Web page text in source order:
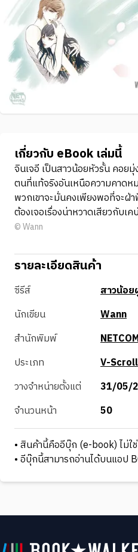
เกี่ยวกับ eBook เล่มนี้
จินเจอี เป็นสาวน้อยหัวรั้น คอย
ตนที่แท้จริงอันเหนือความคาดห
พวกเขาจะมั่นคงเพียงพอที่จะฝ่
ต้องเจอเรื่องน่าหวาดเสียวกับ
© Wann
รายละเอียดสินค้า
ซีรีส์
สาวน้อ
นักเขียน
Wann
สำนักพิมพ์
ประเภท
V-Scroll
วางจำหน่ายตั้งแต่
31/05/
จำนวนหน้า
50
• สินค้านี้คืออีบุ๊ก (e-book) ไม่ใ
• อีบุ๊กนี้สามารถอ่านได้บนแอป